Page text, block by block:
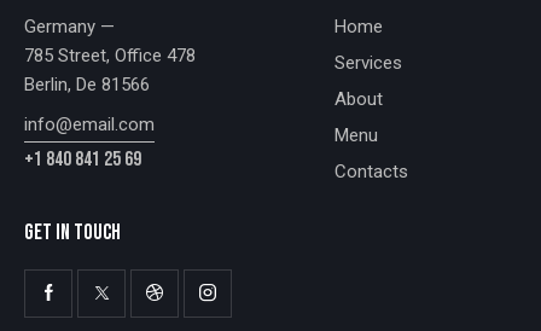
Germany —
785 Street, Office 478
Berlin, De 81566
info@email.com
+1 840 841 25 69
Home
Services
About
Menu
Contacts
GET IN TOUCH